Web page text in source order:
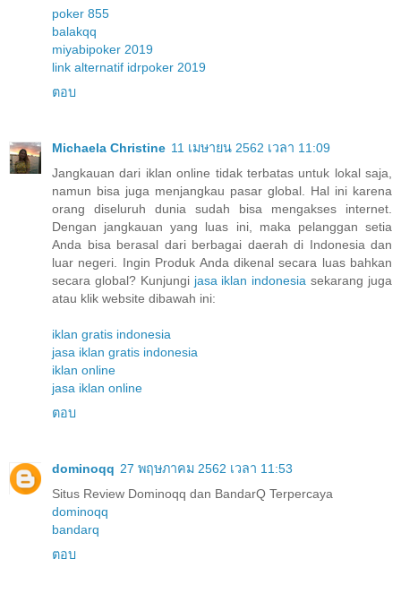
poker 855
balakqq
miyabipoker 2019
link alternatif idrpoker 2019
ตอบ
Michaela Christine 11 เมษายน 2562 เวลา 11:09
Jangkauan dari iklan online tidak terbatas untuk lokal saja,
namun bisa juga menjangkau pasar global. Hal ini karena
orang diseluruh dunia sudah bisa mengakses internet.
Dengan jangkauan yang luas ini, maka pelanggan setia
Anda bisa berasal dari berbagai daerah di Indonesia dan
luar negeri. Ingin Produk Anda dikenal secara luas bahkan
secara global? Kunjungi jasa iklan indonesia sekarang juga
atau klik website dibawah ini:
iklan gratis indonesia
jasa iklan gratis indonesia
iklan online
jasa iklan online
ตอบ
dominoqq 27 พฤษภาคม 2562 เวลา 11:53
Situs Review Dominoqq dan BandarQ Terpercaya
dominoqq
bandarq
ตอบ